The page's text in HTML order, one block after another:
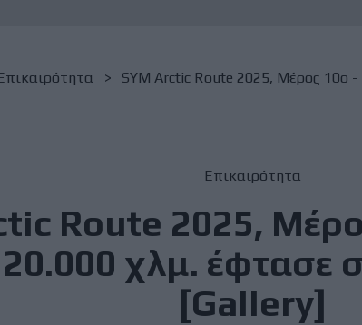
SYM Arctic Route 2025, Μέρος 10ο
Επικαιρότητα
Route 2025,
χλμ. έφτασε
[Gallery]